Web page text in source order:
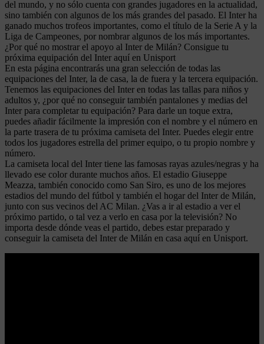
del mundo, y no sólo cuenta con grandes jugadores en la actualidad,
sino también con algunos de los más grandes del pasado. El Inter ha
ganado muchos trofeos importantes, como el título de la Serie A y la
Liga de Campeones, por nombrar algunos de los más importantes.
¿Por qué no mostrar el apoyo al Inter de Milán? Consigue tu
próxima equipación del Inter aquí en Unisport
En esta página encontrarás una gran selección de todas las
equipaciones del Inter, la de casa, la de fuera y la tercera equipación.
Tenemos las equipaciones del Inter en todas las tallas para niños y
adultos y, ¿por qué no conseguir también pantalones y medias del
Inter para completar tu equipación? Para darle un toque extra,
puedes añadir fácilmente la impresión con el nombre y el número en
la parte trasera de tu próxima camiseta del Inter. Puedes elegir entre
todos los jugadores estrella del primer equipo, o tu propio nombre y
número.
La camiseta local del Inter tiene las famosas rayas azules/negras y ha
llevado ese color durante muchos años. El estadio Giuseppe
Meazza, también conocido como San Siro, es uno de los mejores
estadios del mundo del fútbol y también el hogar del Inter de Milán,
junto con sus vecinos del AC Milan. ¿Vas a ir al estadio a ver el
próximo partido, o tal vez a verlo en casa por la televisión? No
importa desde dónde veas el partido, debes estar preparado y
conseguir la camiseta del Inter de Milán en casa aquí en Unisport.